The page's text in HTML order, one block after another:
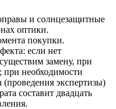
и солнцезащитные
оптики.
покупки.
если нет
замену, при
при необходимости
(проведения экспертизы)
составит двадцать